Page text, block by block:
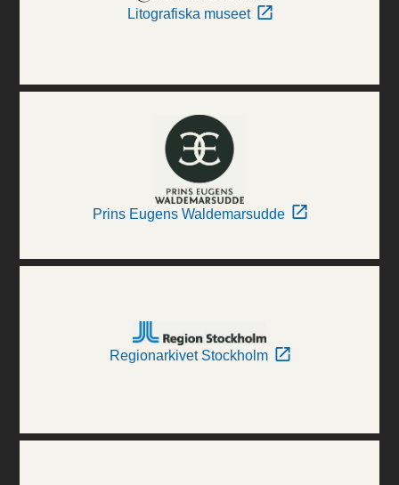
Litografiska museet
Prins Eugens Waldemarsudde
Regionarkivet Stockholm